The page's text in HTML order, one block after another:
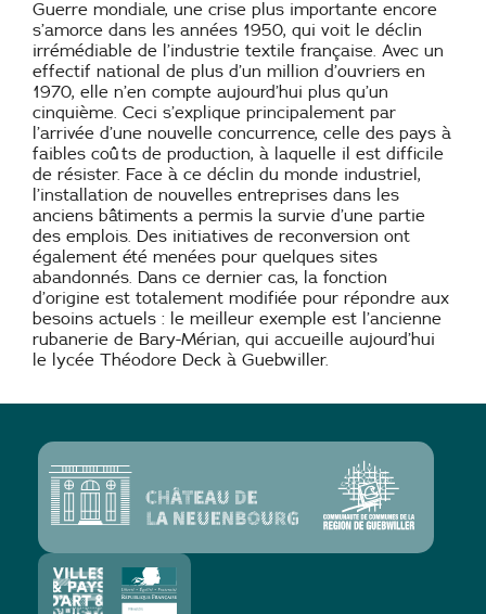
Guerre mondiale, une crise plus importante encore
s’amorce dans les années 1950, qui voit le déclin
irrémédiable de l’industrie textile française. Avec un
effectif national de plus d’un million d’ouvriers en
1970, elle n’en compte aujourd’hui plus qu’un
cinquième. Ceci s’explique principalement par
l’arrivée d’une nouvelle concurrence, celle des pays à
faibles coûts de production, à laquelle il est difficile
de résister. Face à ce déclin du monde industriel,
l’installation de nouvelles entreprises dans les
anciens bâtiments a permis la survie d’une partie
des emplois. Des initiatives de reconversion ont
également été menées pour quelques sites
abandonnés. Dans ce dernier cas, la fonction
d’origine est totalement modifiée pour répondre aux
besoins actuels : le meilleur exemple est l’ancienne
rubanerie de Bary-Mérian, qui accueille aujourd’hui
le lycée Théodore Deck à Guebwiller.